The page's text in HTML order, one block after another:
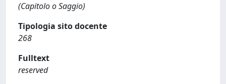
(Capitolo o Saggio)
Tipologia sito docente
268
Fulltext
reserved